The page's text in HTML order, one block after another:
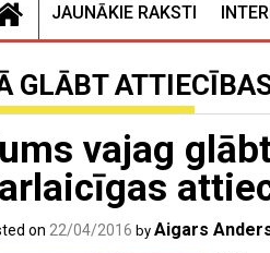
JAUNĀKIE RAKSTI
GLĀBT
vajag
on 22/04/2016 by Aigars